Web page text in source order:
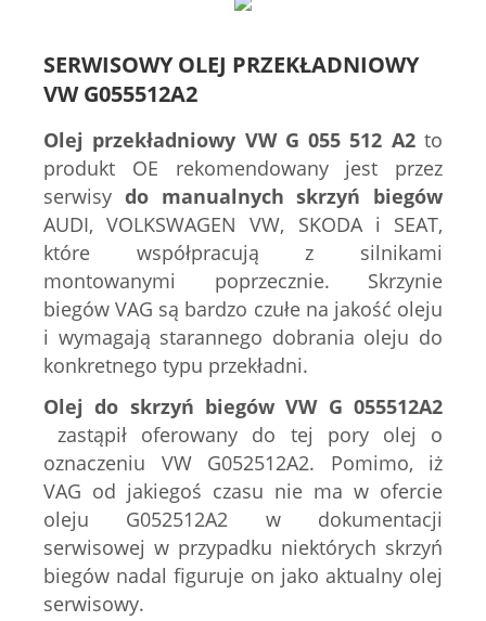
SERWISOWY OLEJ PRZEKŁADNIOWY
VWG055512A2
Olej przekładniowy VW G 055 512 A2to
produkt OE rekomendowany jest przez
serwisy do manualnych skrzyń biegów
AUDI, VOLKSWAGEN VW, SKODA i SEAT,
które współpracują z silnikami
montowanymi poprzecznie. Skrzynie
biegów VAG są bardzo czułe na jakość oleju
i wymagają starannego dobrania oleju do
konkretnego typu przekładni.
Olej do skrzyń biegów VW G 055512A2
zastąpił oferowany do tej pory olej o
oznaczeniu VW G052512A2. Pomimo, iż
VAG od jakiegoś czasu nie ma w ofercie
oleju G052512A2 w dokumentacji
serwisowej w przypadku niektórych skrzyń
biegów nadal figuruje on jako aktualny olej
serwisowy.